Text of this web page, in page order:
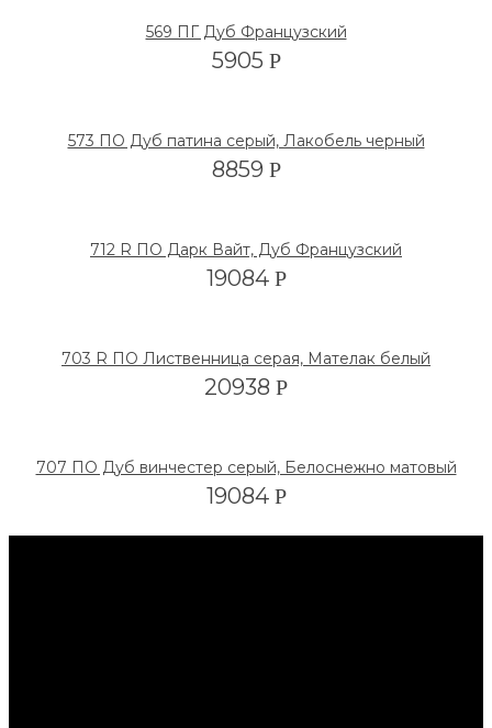
569 ПГ Дуб Французский
5905 Р
573 ПО Дуб патина серый, Лакобель черный
8859 Р
712 R ПО Дарк Вайт, Дуб Французский
19084 Р
703 R ПО Лиственница серая, Мателак белый
20938 Р
707 ПО Дуб винчестер серый, Белоснежно матовый
19084 Р